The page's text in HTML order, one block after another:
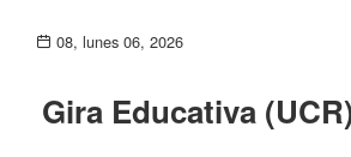
08, lunes 06, 2026
Gira Educativa